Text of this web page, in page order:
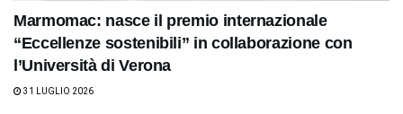
Marmomac: nasce il premio internazionale
“Eccellenze sostenibili” in collaborazione con
l’Università di Verona
31 LUGLIO 2026